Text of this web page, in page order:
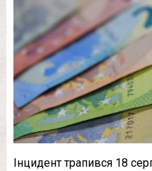
Інцидент трапився 18